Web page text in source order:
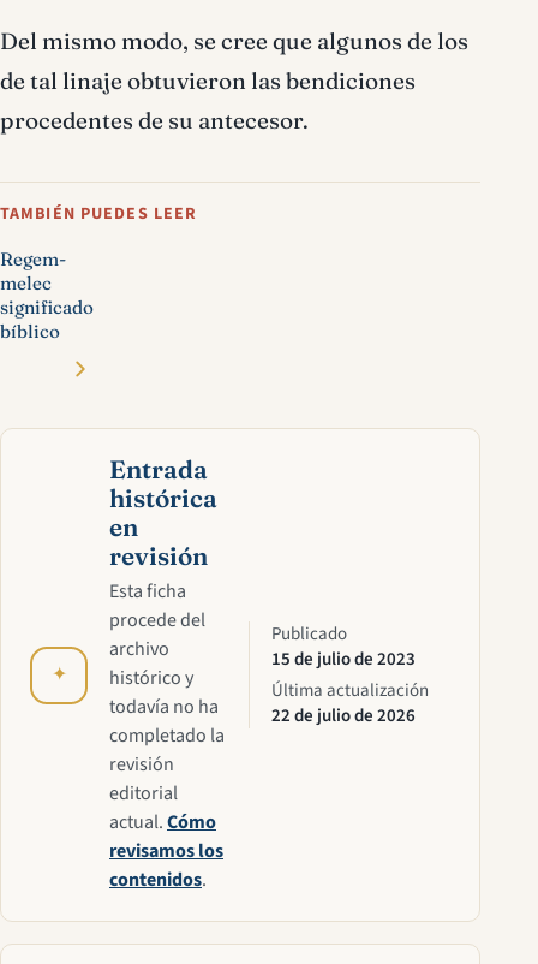
Del mismo modo, se cree que algunos de los
de tal linaje obtuvieron las bendiciones
procedentes de su antecesor.
TAMBIÉN PUEDES LEER
Regem-
melec
significado
bíblico
✦
Entrada
histórica
en
revisión
Esta ficha
procede del
archivo
histórico y
todavía no ha
completado la
revisión
editorial
actual.Cómo
revisamos los
contenidos.
Publicado
15 de julio de 2023
Última actualización
22 de julio de 2026